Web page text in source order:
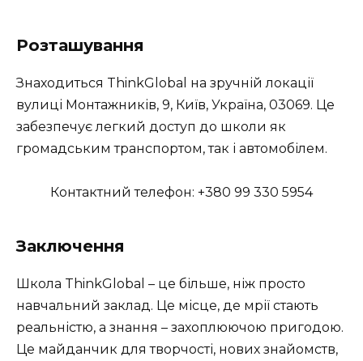
Розташування
Знаходиться ThinkGlobal на зручній локації
вулиці Монтажників, 9, Київ, Україна, 03069. Це
забезпечує легкий доступ до школи як
громадським транспортом, так і автомобілем.
Контактний телефон: +380 99 330 5954
Заключення
Школа ThinkGlobal – це більше, ніж просто
навчальний заклад. Це місце, де мрії стають
реальністю, а знання – захоплюючою пригодою.
Це майданчик для творчості, нових знайомств,